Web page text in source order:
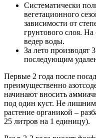
Систематически
вегетационного
зависимости от
грунтового слоя. На
ведер воды.
За лето производят
последующим
Первые 2 года после
преимущественно
начинают вносить
под один куст. Не лишним
растение органикой –
25 литров на 1 единицу).